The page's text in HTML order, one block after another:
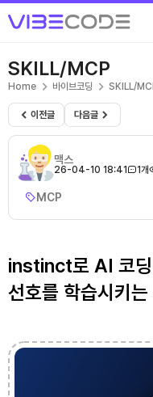
SKILL/MCP
Home 바이브코딩 SKILL/
이전글 다음글
맥스
26-04-10 18:41 1개
MCP
instinct로 AI 코딩
선호를 학습시키는